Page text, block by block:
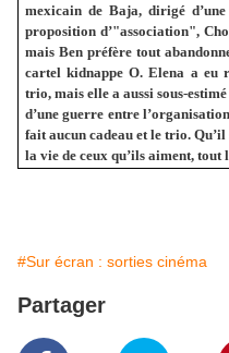
mexicain de Baja, dirigé
proposition d’"association",
mais Ben préfère tout
cartel kidnappe O. Elena a eu
trio, mais elle a aussi sous-
d’une guerre entre
fait aucun cadeau et le trio. Qu’il
la vie de ceux qu’ils aiment, tout
#Sur écran : sorties cinéma
Partager